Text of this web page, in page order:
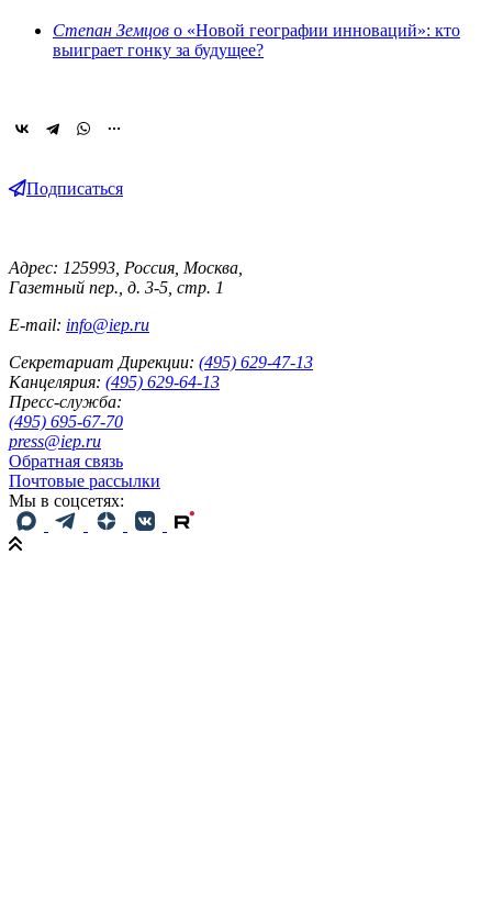
Степан Земцов о «Новой географии инноваций»: кто
выиграет гонку за будущее?
Подписаться
Адрес: 125993, Россия, Москва,
Газетный пер., д. 3-5, стр. 1
E-mail: info@iep.ru
Секретариат Дирекции: (495) 629-47-13
Канцелярия: (495) 629-64-13
Пресс-служба:
(495) 695-67-70
press@iep.ru
Обратная связь
Почтовые рассылки
Мы в соцсетях: